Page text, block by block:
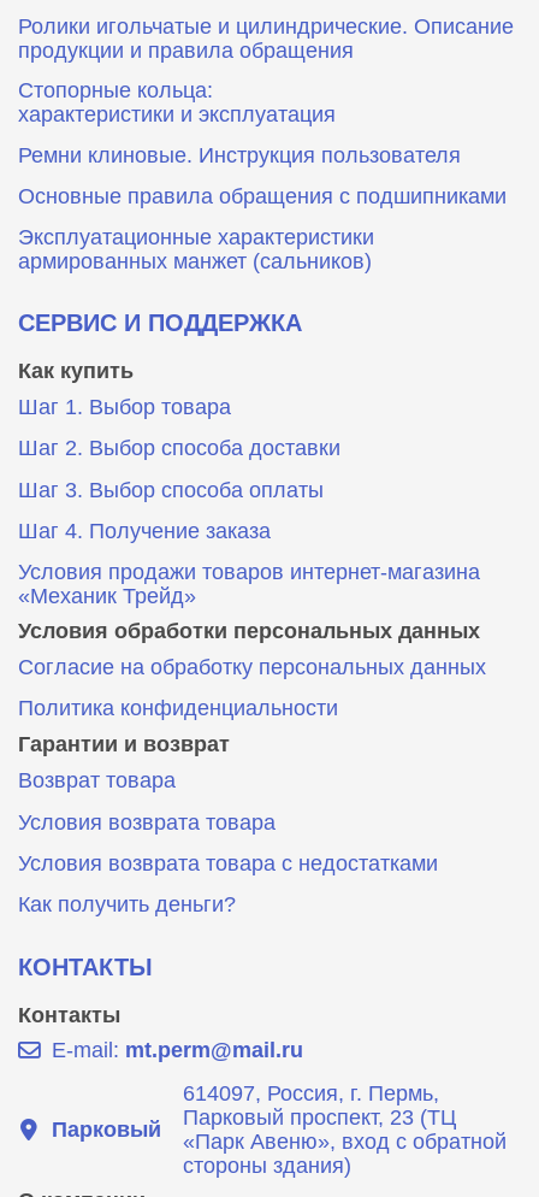
Ролики игольчатые и цилиндрические. Описание
продукции и правила обращения
Стопорные кольца:
характеристики и эксплуатация
Ремни клиновые. Инструкция пользователя
Основные правила обращения с подшипниками
Эксплуатационные характеристики
армированных манжет (сальников)
СЕРВИС И ПОДДЕРЖКА
Как купить
Шаг 1. Выбор товара
Шаг 2. Выбор способа доставки
Шаг 3. Выбор способа оплаты
Шаг 4. Получение заказа
Условия продажи товаров интернет-магазина
«Механик Трейд»
Условия обработки персональных данных
Согласие на обработку персональных данных
Политика конфиденциальности
Гарантии и возврат
Возврат товара
Условия возврата товара
Условия возврата товара с недостатками
Как получить деньги?
КОНТАКТЫ
Контакты
E-mail: mt.perm@mail.ru
Парковый
614097, Россия, г. Пермь,
Парковый проспект, 23 (ТЦ
«Парк Авеню», вход с обратной
стороны здания)